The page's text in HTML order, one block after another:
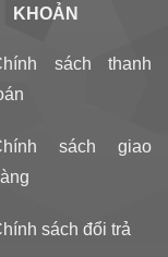
KHOẢN
sách thanh
sách giao
sách đổi trả